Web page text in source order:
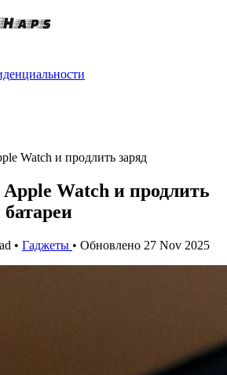
Watch и продлить заряд
Watch и продлить
• Гаджеты • Обновлено 27 Nov 2025